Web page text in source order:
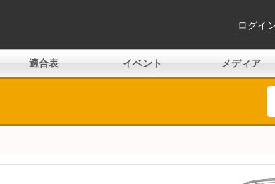
ログイ
適合表 イベント メディア